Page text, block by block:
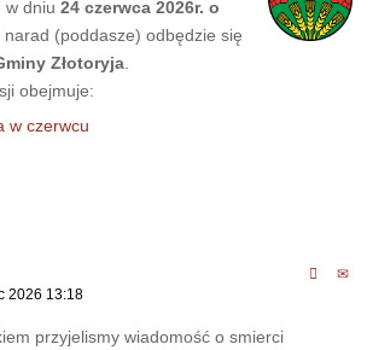
w dniu 24 czerwca 2026r. o
narad (poddasze) odbędzie się
Złotoryja.
obejmuje:
w czerwcu
2026 13:18
przyjelismy wiadomość o smierci